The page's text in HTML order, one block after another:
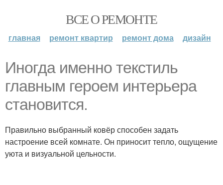
ВСЕ О РЕМОНТЕ
главная ремонт квартир ремонт дома дизайн
Иногда именно текстиль
главным героем интерьера
становится.
Правильно выбранный ковёр способен задать
настроение всей комнате. Он приносит тепло, ощущение
уюта и визуальной цельности.